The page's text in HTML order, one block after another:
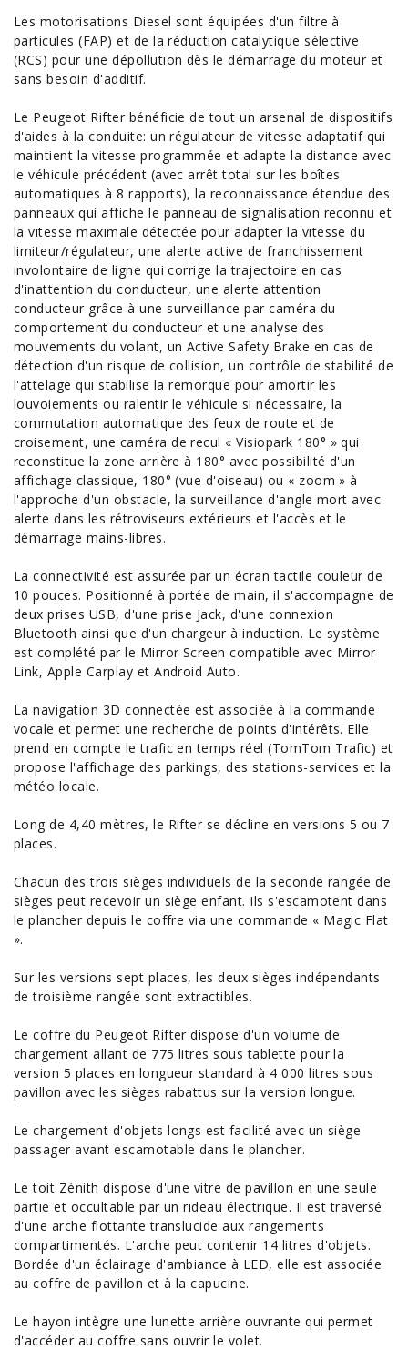
Les motorisations Diesel sont équipées d'unfiltre à
particules (FAP) et de la réduction catalytique sélective
(RCS) pour une dépollution dès le démarrage du moteur et
sans besoin d'additif.
Le Peugeot Rifter bénéficie de tout un arsenal de dispositifs
d'aides à la conduite: un régulateur de vitesse adaptatif qui
maintient la vitesse programmée et adapte la distance avec
le véhicule précédent (avec arrêt total sur les boîtes
automatiques à 8 rapports), la reconnaissance étendue des
panneaux qui affiche le panneau de signalisation reconnu et
la vitesse maximale détectée pour adapter la vitesse du
limiteur/régulateur, une alerte active de franchissement
involontaire de ligne qui corrige la trajectoire en cas
d'inattention du conducteur, une alerte attention
conducteur grâce à une surveillance par caméra du
comportement du conducteur et une analyse des
mouvements du volant, un Active Safety Brake en cas de
détection d'un risque de collision, un contrôle de stabilité de
l'attelage qui stabilise la remorque pour amortir les
louvoiements ou ralentir le véhicule si nécessaire, la
commutation automatique des feux de route et de
croisement, une caméra de recul « Visiopark 180° » qui
reconstitue la zone arrière à 180° avec possibilité d'un
affichage classique, 180° (vue d'oiseau) ou « zoom » à
l'approche d'un obstacle, la surveillance d'angle mort avec
alerte dans les rétroviseurs extérieurs et l'accès et le
démarrage mains-libres.
La connectivité est assurée par un écran tactile couleur de
10 pouces. Positionné à portée de main, il s'accompagne de
deux prises USB, d'une prise Jack, d'une connexion
Bluetooth ainsi que d'un chargeur à induction. Le système
est complété par le Mirror Screen compatible avec Mirror
Link, Apple Carplay et Android Auto.
La navigation 3D connectée est associée à la commande
vocale et permet une recherche de points d'intérêts. Elle
prend en compte le trafic en temps réel (TomTom Trafic) et
propose l'affichage des parkings, des stations-services et la
météo locale.
Long de 4,40 mètres, le Rifter se décline en versions 5 ou 7
places.
Chacun des trois sièges individuels de la seconde rangée de
sièges peut recevoir un siège enfant. Ils s'escamotent dans
le plancher depuis le coffre via une commande « Magic Flat
».
Sur les versions sept places, les deux sièges indépendants
de troisième rangée sont extractibles.
Le coffre du Peugeot Rifter dispose d'un volume de
chargement allant de 775 litres sous tablette pour la
version 5 places en longueur standard à 4 000 litres sous
pavillon avec les sièges rabattus sur la version longue.
Le chargement d'objets longs est facilité avec un siège
passager avant escamotable dans le plancher.
Le toit Zénith dispose d'une vitre de pavillon en une seule
partie et occultable par un rideau électrique. Il est traversé
d'une arche flottante translucide aux rangements
compartimentés. L'arche peut contenir 14 litres d'objets.
Bordée d'un éclairage d'ambiance à LED, elle est associée
au coffre de pavillon et à la capucine.
Le hayon intègre une lunette arrière ouvrante qui permet
d'accéder au coffre sans ouvrir le volet.